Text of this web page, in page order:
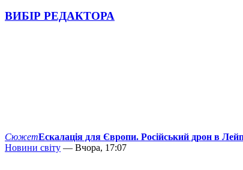
ВИБІР РЕДАКТОРА
СюжетЕскалація для Європи. Російський дрон в
Новини світу — Вчора, 17:07